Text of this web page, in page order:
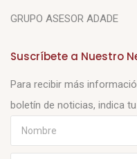
GRUPO ASESOR ADADE
Suscríbete a Nuestro
Para recibir más
boletín de noticias, indica